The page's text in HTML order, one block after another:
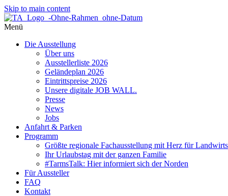
Skip to main content
Menü
Die Ausstellung
Über uns
Ausstellerliste 2026
Geländeplan 2026
Eintrittspreise 2026
Unsere digitale JOB WALL.
Presse
News
Jobs
Anfahrt & Parken
Programm
Größte regionale Fachausstellung mit Herz für
Ihr Urlaubstag mit der ganzen Familie
#TarmsTalk: Hier informiert sich der Norden
Für Aussteller
FAQ
Kontakt